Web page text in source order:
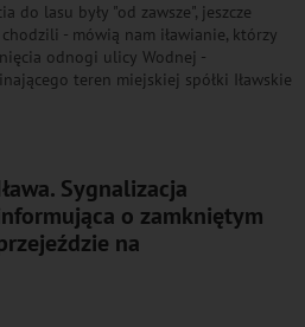
do lasu były "od zawsze", jeszcze
- mówią nam iławianie, którzy
odnogi ulicy Wodnej -
teren miejskiej spółki Iławskie
Sygnalizacja
o zamkniętym
na